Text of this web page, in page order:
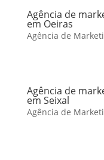
Agência de
em Oeiras
Agência de
Agência de
em Seixal
Agência de